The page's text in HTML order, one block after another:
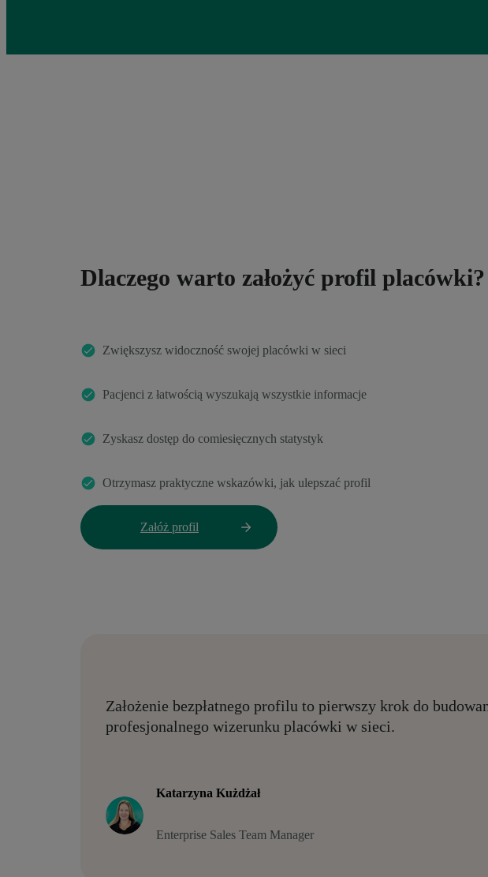
Dlaczego warto założyć profil placówki?
Zwiększysz widoczność swojej placówki w sieci
Pacjenci z łatwością wyszukają wszystkie informacje
Zyskasz dostęp do comiesięcznych statystyk
Otrzymasz praktyczne wskazówki, jak ulepszać profil
Załóż profil
Założenie bezpłatnego profilu to pierwszy krok do
profesjonalnego wizerunku placówki w sieci.
Katarzyna Kużdżał
Enterprise Sales Team Manager